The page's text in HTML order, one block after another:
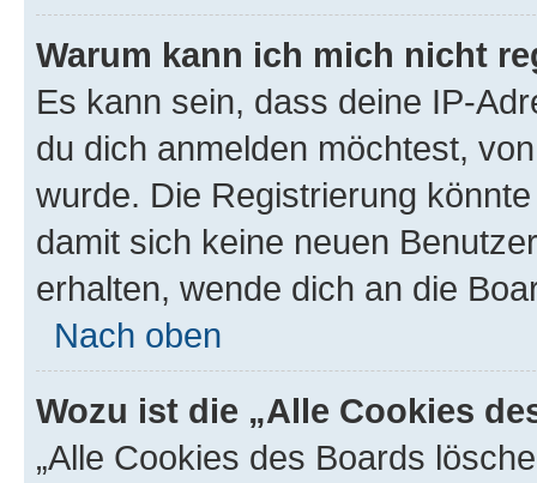
Warum kann ich mich nicht
Es kann sein, dass deine IP-
du dich anmelden möchtest,
wurde. Die Registrierung
damit sich keine neuen
erhalten, wende dich an die
Nach oben
Wozu ist die „Alle Cookies
„Alle Cookies des Boards